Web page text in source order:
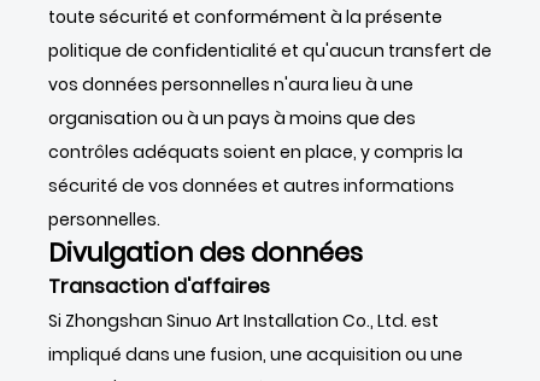
toute sécurité et conformément à la présente
politique de confidentialité et qu'aucun transfert de
vos données personnelles n'aura lieu à une
organisation ou à un pays à moins que des
contrôles adéquats soient en place, y compris la
sécurité de vos données et autres informations
personnelles.
Divulgation des données
Transaction d'affaires
Si Zhongshan Sinuo Art Installation Co., Ltd. est
impliqué dans une fusion, une acquisition ou une